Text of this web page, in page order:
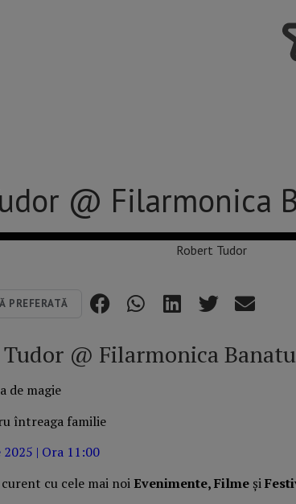
@ Filarmonica
PREFERATĂ
@ Filarmonica
de magie
întreaga familie
| Ora 11:00
cu cele mai noiEvenimente, Filme și